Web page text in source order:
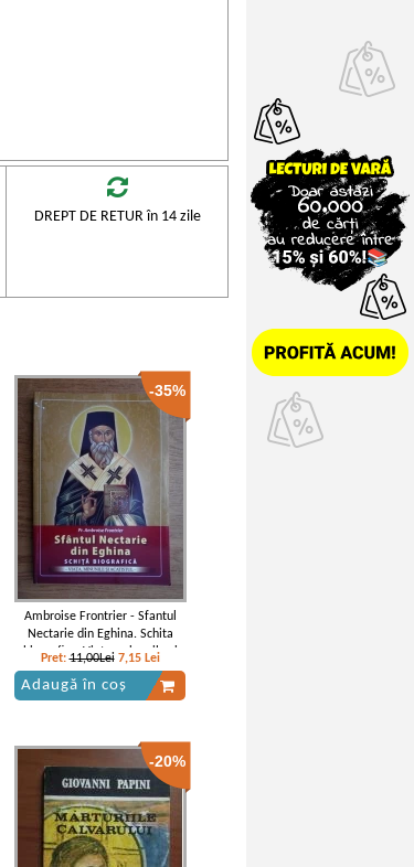
DREPT DE RETUR în 14 zile
-35%
Ambroise Frontrier - Sfantul
Nectarie din Eghina. Schita
biografica. Viata, minunile si
acatistul
Pret:11,00Lei 7,15 Lei
Adaugă în coș
-20%